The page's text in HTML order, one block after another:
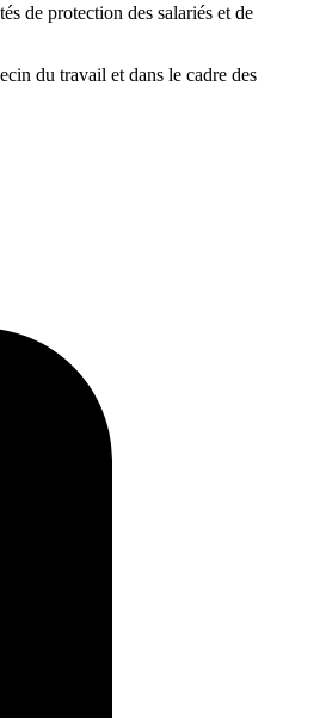
de protection des salariés et de
du travail et dans le cadre des